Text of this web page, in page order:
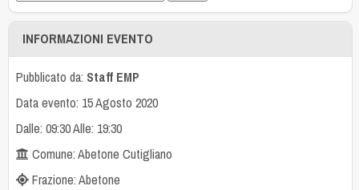
INFORMAZIONI EVENTO
Pubblicato da: Staff EMP
Data evento: 15 Agosto 2020
Dalle: 09:30 Alle: 19:30
Comune: Abetone Cutigliano
Frazione: Abetone